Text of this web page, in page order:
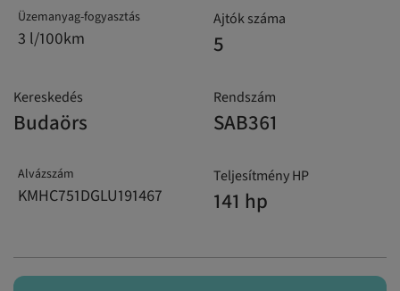
Üzemanyag-fogyasztás
3 l/100km
Ajtók száma
5
Kereskedés
Budaörs
Rendszám
SAB361
Alvázszám
KMHC751DGLU191467
Teljesítmény HP
141 hp